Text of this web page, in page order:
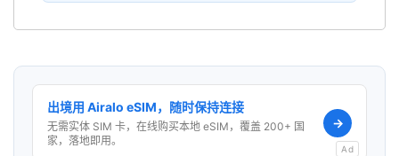
出境用 Airalo eSIM，随时保持连接
无需实体 SIM 卡，在线购买本地 eSIM，覆盖 200+ 国
家，落地即用。
→
Ad